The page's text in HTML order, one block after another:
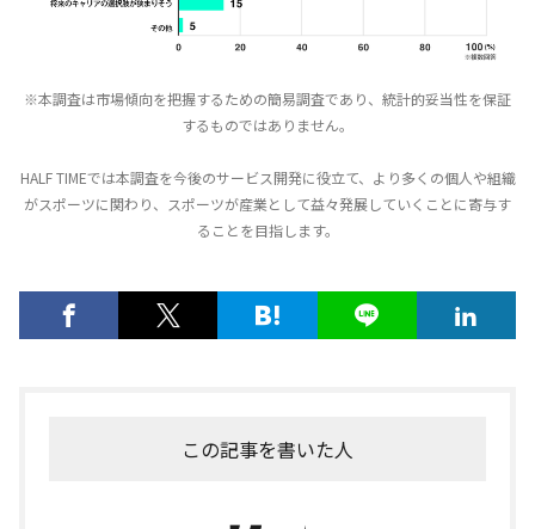
※本調査は市場傾向を把握するための簡易調査であり、統計的妥当性を保証
するものではありません。
HALF TIMEでは本調査を今後のサービス開発に役立て、より多くの個人や組織
がスポーツに関わり、スポーツが産業として益々発展していくことに寄与す
ることを目指します。
この記事を書いた人